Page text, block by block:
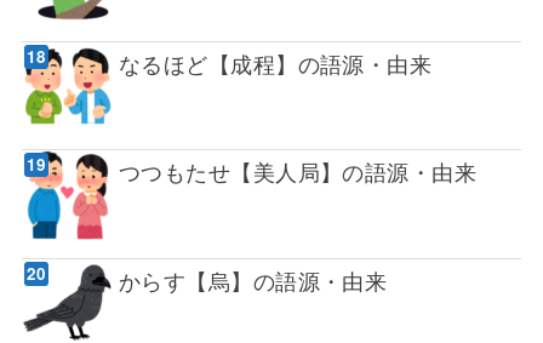
なるほど【成程】の語源・由来
つつもたせ【美人局】の語源・由来
からす【烏】の語源・由来